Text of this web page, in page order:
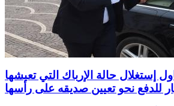
إستغلال حالة الإرباك التي تعيشها
للدفع نحو تعيين صديقه على رأسها